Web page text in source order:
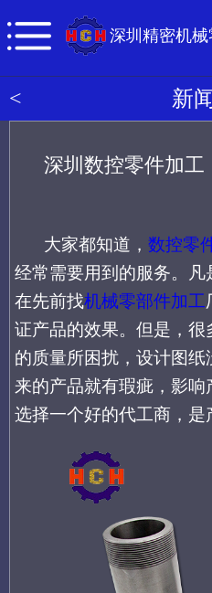
深圳精密机
< 新
深圳数控零件加工
大家都知道， 数控零
经常需要用到的服务。
凡
在先前找机械零部件加工
证产品的效果。但是，
的质量所困扰，设计图纸
来的产品就有瑕疵， 影响
选择一个好的代工商，是